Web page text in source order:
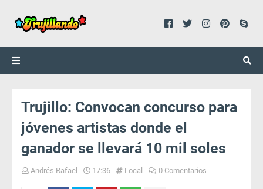
Trujillo: Convocan concurso para
jóvenes artistas donde el
ganador se llevará 10 mil soles
Andrés Rafael 17:36 Local 0 Comentarios